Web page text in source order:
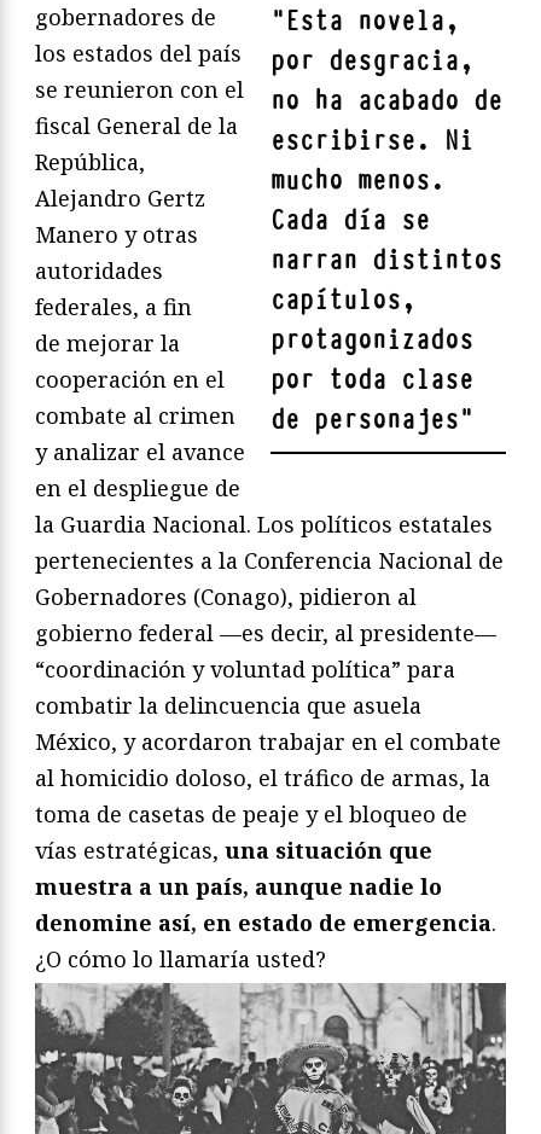
"Esta novela,
por desgracia,
no ha acabado de
escribirse. Ni
mucho menos.
Cada día se
narran distintos
capítulos,
protagonizados
por toda clase
de personajes"
gobernadores de
los estados del país
se reunieron con el
fiscal General de la
República,
Alejandro Gertz
Manero y otras
autoridades
federales, a fin
de mejorar la
cooperación en el
combate al crimen
y analizar el avance
en el despliegue de
la Guardia Nacional. Los políticos estatales
pertenecientes a la Conferencia Nacional de
Gobernadores (Conago), pidieron al
gobierno federal —es decir, al presidente—
“coordinación y voluntad política” para
combatir la delincuencia que asuela
México, y acordaron trabajar en el combate
al homicidio doloso, el tráfico de armas, la
toma de casetas de peaje y el bloqueo de
vías estratégicas, una situación que
muestra a un país, aunque nadie lo
denomine así, en estado de emergencia.
¿O cómo lo llamaría usted?